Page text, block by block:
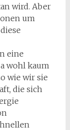
wird. Aber
um
eine
wohl kaum
wie wir sie
die sich